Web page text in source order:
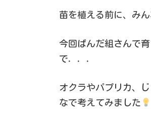
苗を植える前に、み
今回ぱんだ組さんで
で．．．
オクラやパプリカ、
なで考えてみました